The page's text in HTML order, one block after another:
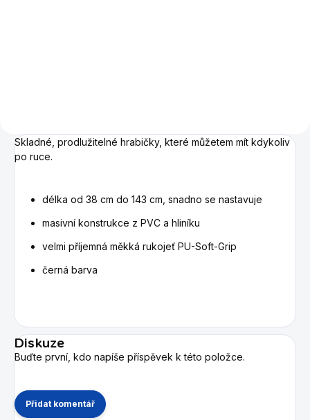
Skladné, prodlužitelné hrabičky, které můžetem mít kdykoliv
po ruce.
délka od 38 cm do 143 cm, snadno se nastavuje
masivní konstrukce z PVC a hliníku
velmi příjemná měkká rukojeť PU-Soft-Grip
černá barva
Diskuze
Buďte první, kdo napíše příspěvek k této položce.
Přidat komentář